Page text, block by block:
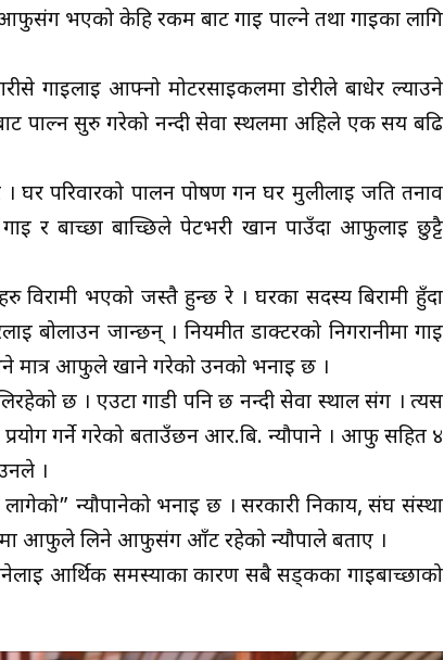
भएको केहि रकम बाट गाई पाल्ने तथा गाईका लागि
गाईलाई आफ्नो मोटरसाइकलमा डोरीले बाधेर ल्याउने
पाल्न सुरु गरेको नन्दी सेवा स्थलमा अहिले एक सय बढि
घर परिवारको पालन पोषण गर्न घर मुलीलाई जति तनाव
र बाच्छा बाच्छिले पेटभरी खान पाउँदा आफुलाई छुट्टै
विरामी भएको जस्तै हुन्छ रे । घरका सदस्य बिरामी हुँदा
बोलाउन जान्छन् । नियमीत डाक्टरको निगरानीमा गाई
मात्र आफुले खाने गरेको उनको भनाई छ ।
छ । एउटा गाडी पनि छ नन्दी सेवा स्थाल संग । त्यस
गर्ने गरेको बताउँछन आर.बि. न्यौपाने । आफु सहित ४
।
न्यौपानेको भनाई छ । सरकारी निकाय, संघ संस्था
आफुले लिने आफुसंग आँट रहेको न्यौपाले बताए ।
आर्थिक समस्याका कारण सबै सड्कका गाईबाच्छाको